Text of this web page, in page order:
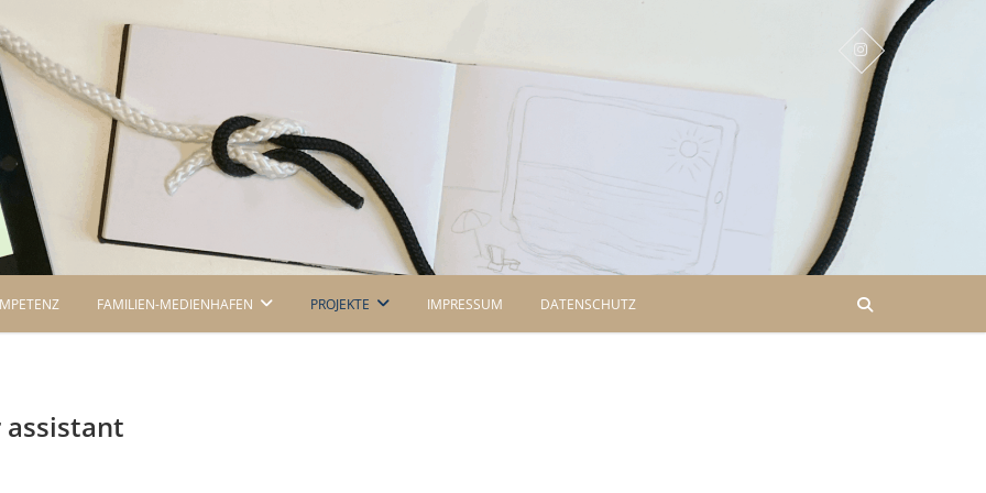
FAMILIEN-MEDIENHAFEN PROJEKTE IMPRESSUM DATENSCHUTZ